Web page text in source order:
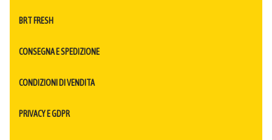
BRT FRESH
CONSEGNA E SPEDIZIONE
CONDIZIONI DI VENDITA
PRIVACY E GDPR